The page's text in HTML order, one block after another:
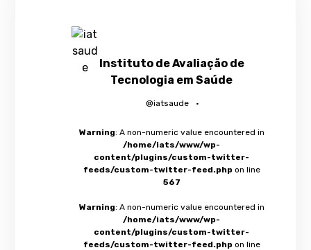
Instituto de Avaliação de
Tecnologia em Saúde
@iatsaude ·
Warning: A non-numeric value encountered in
/home/iats/www/wp-
content/plugins/custom-twitter-
feeds/custom-twitter-feed.php on line
567
Warning: A non-numeric value encountered in
/home/iats/www/wp-
content/plugins/custom-twitter-
feeds/custom-twitter-feed.php on line